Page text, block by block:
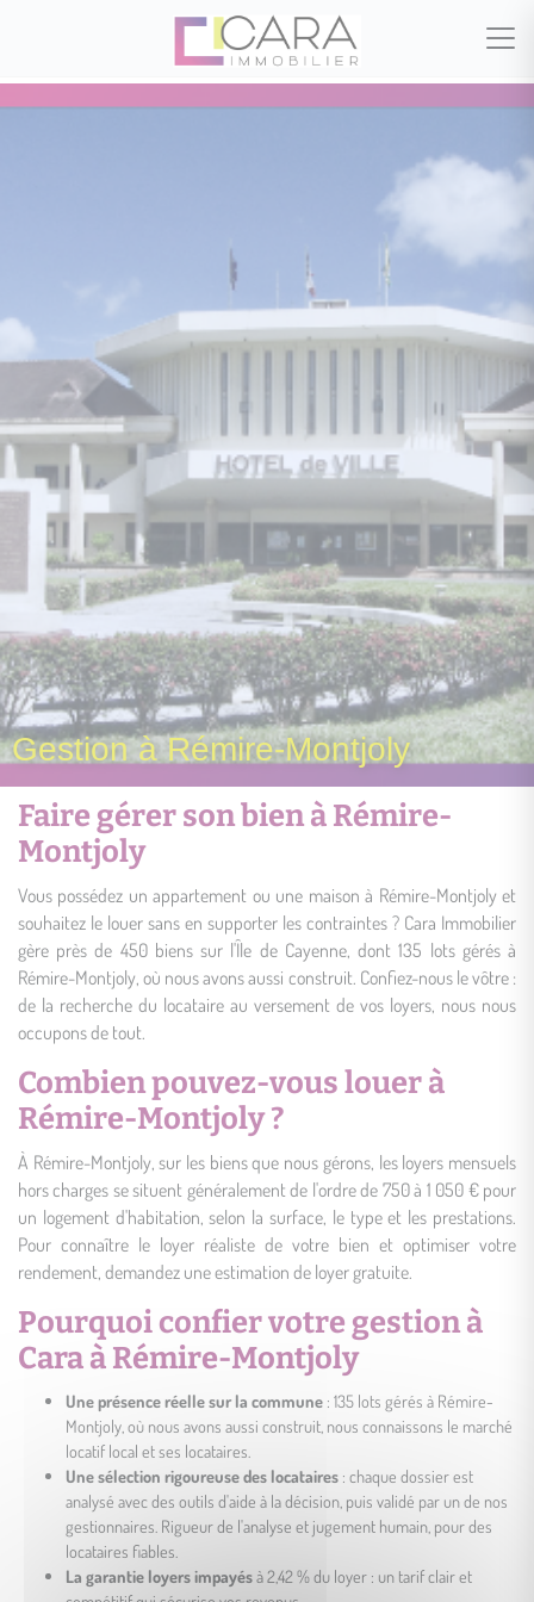
Gestion à Rémire-Montjoly
Faire gérer son bien à Rémire-
Montjoly
Vous possédez un appartement ou une maison à Rémire-Montjoly et
souhaitez le louer sans en supporter les contraintes ? Cara Immobilier
gère près de 450 biens sur l'Île de Cayenne, dont 135 lots gérés à
Rémire-Montjoly, où nous avons aussi construit. Confiez-nous le vôtre :
de la recherche du locataire au versement de vos loyers, nous nous
occupons de tout.
Combien pouvez-vous louer à
Rémire-Montjoly ?
À Rémire-Montjoly, sur les biens que nous gérons, les loyers mensuels
hors charges se situent généralement de l'ordre de 750 à 1 050 € pour
un logement d'habitation, selon la surface, le type et les prestations.
Pour connaître le loyer réaliste de votre bien et optimiser votre
rendement, demandez une estimation de loyer gratuite.
Pourquoi confier votre gestion à
Cara à Rémire-Montjoly
Une présence réelle sur la commune : 135 lots gérés à Rémire-
Montjoly, où nous avons aussi construit, nous connaissons le marché
locatif local et ses locataires.
Une sélection rigoureuse des locataires : chaque dossier est
analysé avec des outils d'aide à la décision, puis validé par un de nos
gestionnaires. Rigueur de l'analyse et jugement humain, pour des
locataires fiables.
La garantie loyers impayésà 2,42 % du loyer : un tarif clair et